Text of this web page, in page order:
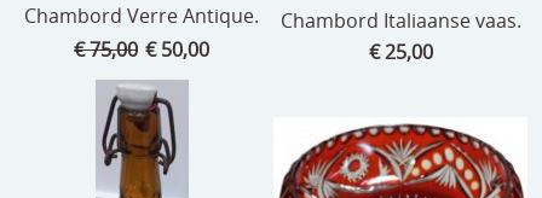
Chambord Verre Antique.
€ 75,00 € 50,00
Chambord Italiaanse vaas.
€ 25,00